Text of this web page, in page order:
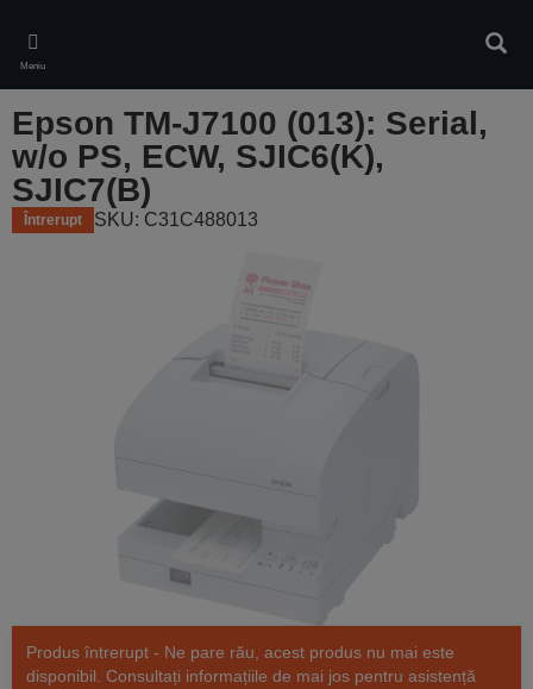
main
content
Meniu
Epson TM-J7100 (013): Serial,
w/o PS, ECW, SJIC6(K),
SJIC7(B)
Întrerupt SKU: C31C488013
Produs întrerupt - Ne pare rău, acest produs nu mai este
disponibil. Consultați informațiile de mai jos pentru asistență